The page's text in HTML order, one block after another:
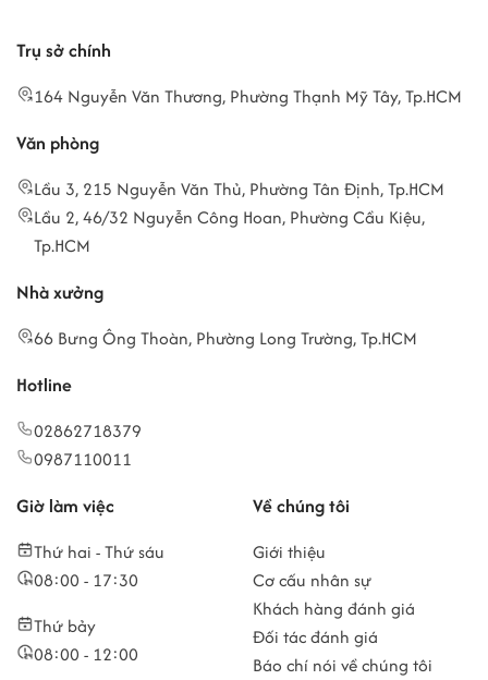
Trụ sở chính
164 Nguyễn Văn Thương, Phường Thạnh Mỹ Tây, Tp.HCM
Văn phòng
Lầu 3, 215 Nguyễn Văn Thủ, Phường Tân Định, Tp.HCM
Lầu 2, 46/32 Nguyễn Công Hoan, Phường Cầu Kiệu,
Tp.HCM
Nhà xưởng
66 Bưng Ông Thoàn, Phường Long Trường, Tp.HCM
Hotline
02862718379
0987110011
Giờ làm việc
Thứ hai - Thứ sáu
08:00 - 17:30
Thứ bảy
08:00 - 12:00
Về chúng tôi
Giới thiệu
Cơ cấu nhân sự
Khách hàng đánh giá
Đối tác đánh giá
Báo chí nói về chúng tôi